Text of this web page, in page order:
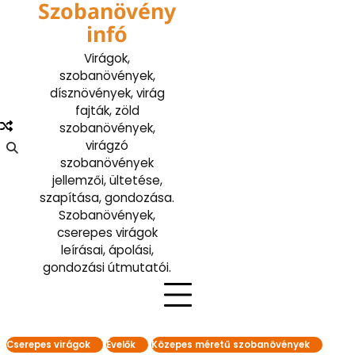
Szobanövény
infó
Virágok,
szobanövények,
dísznövények, virág
fajták, zöld
szobanövények,
virágzó
szobanövények
jellemzői, ültetése,
szapítása, gondozása.
Szobanövények,
cserepes virágok
leírásai, ápolási,
gondozási útmutatói.
Cserepes virágok Évelők
Közepes méretű szobanövények